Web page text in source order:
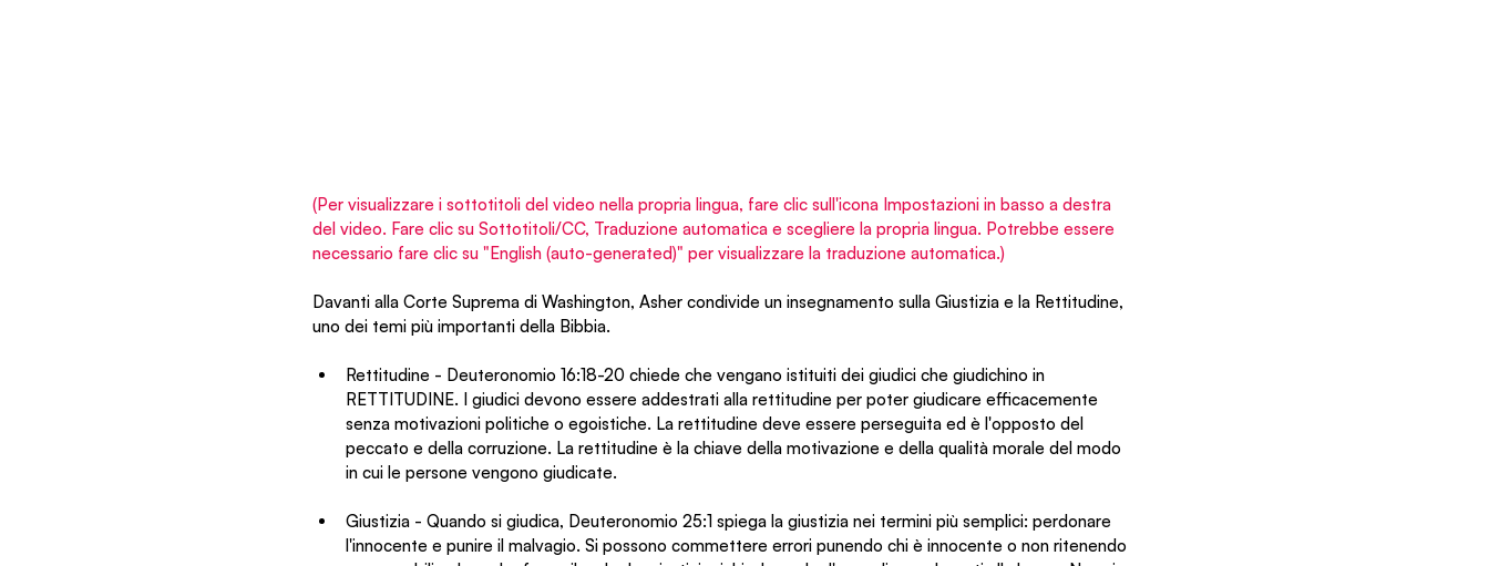
(Per visualizzare i sottotitoli del video nella propria lingua, fare clic sull'icona Impostazioni in basso a destra
del video. Fare clic su Sottotitoli/CC, Traduzione automatica e scegliere la propria lingua. Potrebbe essere
necessario fare clic su "English (auto-generated)" per visualizzare la traduzione automatica.)
Davanti alla Corte Suprema di Washington, Asher condivide un insegnamento sulla Giustizia e la Rettitudine,
uno dei temi più importanti della Bibbia.
Rettitudine - Deuteronomio 16:18-20 chiede che vengano istituiti dei giudici che giudichino in
RETTITUDINE. I giudici devono essere addestrati alla rettitudine per poter giudicare efficacemente
senza motivazioni politiche o egoistiche. La rettitudine deve essere perseguita ed è l'opposto del
peccato e della corruzione. La rettitudine è la chiave della motivazione e della qualità morale del modo
in cui le persone vengono giudicate.
Giustizia - Quando si giudica, Deuteronomio 25:1 spiega la giustizia nei termini più semplici: perdonare
l'innocente e punire il malvagio. Si possono commettere errori punendo chi è innocente o non ritenendo